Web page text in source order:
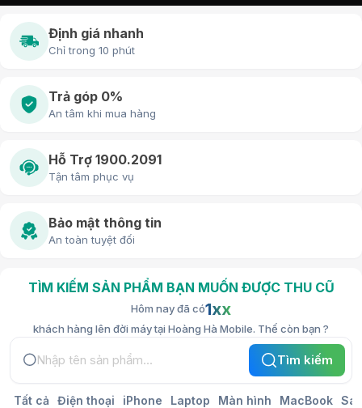
Định giá nhanh
Chỉ trong 10 phút
Trả góp 0%
An tâm khi mua hàng
Hỗ Trợ 1900.2091
Tận tâm phục vụ
Bảo mật thông tin
An toàn tuyệt đối
TÌM KIẾM SẢN PHẨM BẠN MUỐN ĐƯỢC THU CŨ
Hôm nay đã có1xx
khách hàng lên đời máy tại Hoàng Hà Mobile. Thế còn bạn ?
Tìm kiếm
Tất cả Điện thoại iPhone Laptop Màn hình MacBook